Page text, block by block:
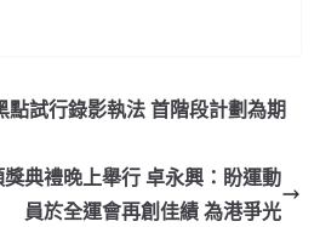
點試行錄影執法 首階段計劃為期
典禮晚上舉行 卓永興：盼運動
員於全運會再創佳績 為港爭光